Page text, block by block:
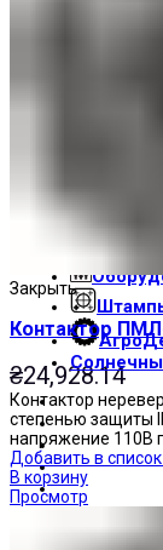
Закрыть
Контактор
₴24,928.14
Контактор
степенью защиты
напряжение 110В
Добавить в
В корзину
Просмотр